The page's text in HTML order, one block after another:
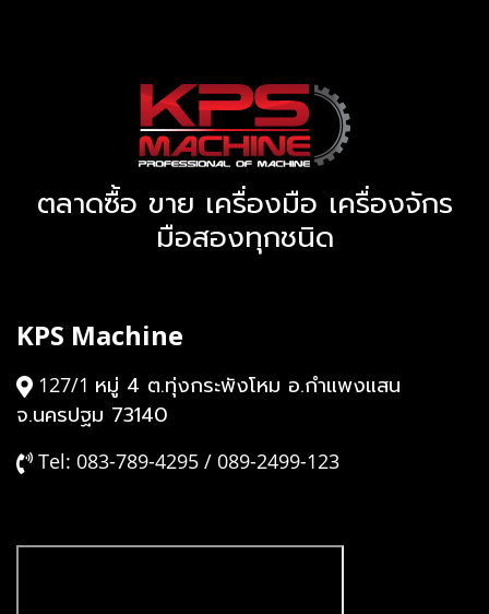
ตลาดซื้อ ขาย เครื่องมือ เครื่องจักร
มือสองทุกชนิด
KPS Machine
127/1 หมู่ 4 ต.ทุ่งกระพังโหม อ.กำแพงแสน
จ.นครปฐม 73140
Tel: 083-789-4295 / 089-2499-123